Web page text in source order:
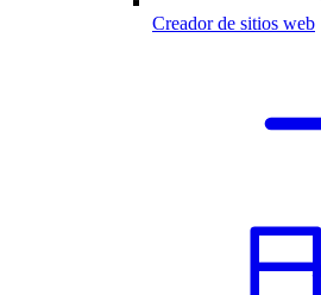
Creador de sitios web